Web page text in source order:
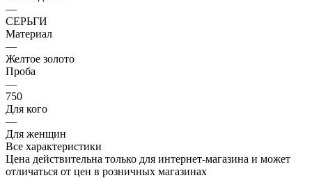
—
СЕРЬГИ
Материал
—
Желтое золото
Проба
—
750
Для кого
—
Для женщин
Все характеристики
Цена действительна только для интернет-магазина и может
отличаться от цен в розничных магазинах